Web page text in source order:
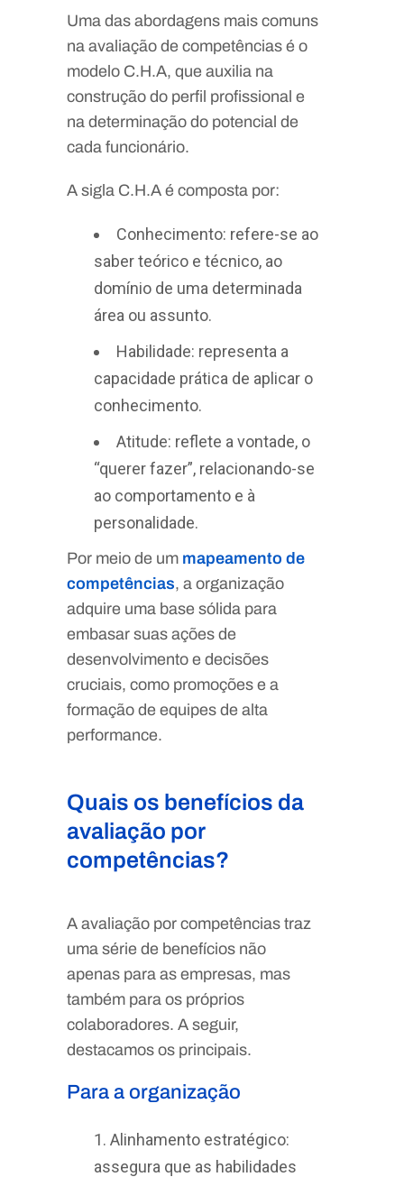
Uma das abordagens mais comuns
na avaliação de competências é o
modelo C.H.A, que auxilia na
construção do perfil profissional e
na determinação do potencial de
cada funcionário.
A sigla C.H.A é composta por:
Conhecimento: refere-se ao
saber teórico e técnico, ao
domínio de uma determinada
área ou assunto.
Habilidade: representa a
capacidade prática de aplicar o
conhecimento.
Atitude: reflete a vontade, o
“querer fazer”, relacionando-se
ao comportamento e à
personalidade.
Por meio de um mapeamento de
competências, a organização
adquire uma base sólida para
embasar suas ações de
desenvolvimento e decisões
cruciais, como promoções e a
formação de equipes de alta
performance.
Quais os benefícios da
avaliação por
competências?
A avaliação por competências traz
uma série de benefícios não
apenas para as empresas, mas
também para os próprios
colaboradores. A seguir,
destacamos os principais.
Para a organização
Alinhamento estratégico:
assegura que as habilidades